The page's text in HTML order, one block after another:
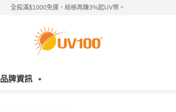
全館滿$1000免運，結帳再賺3%起UV幣。
品牌資訊